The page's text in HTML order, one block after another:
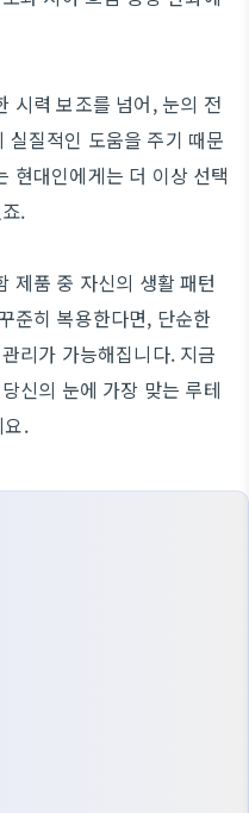
시력 보조를 넘어, 눈의 전
질적인 도움을 주기 때문
현대인에게는 더 이상 선택
.
제품 중 자신의 생활 패턴
준히 복용한다면, 단순한
리가 가능해집니다. 지금
신의 눈에 가장 맞는 루테
요.